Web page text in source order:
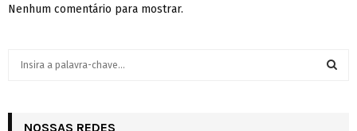
Nenhum comentário para mostrar.
NOSSAS REDES